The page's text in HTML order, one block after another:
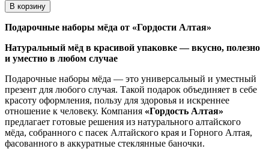
В корзину
Подарочные наборы мёда от «Гордости Алтая»
Натуральный мёд в красивой упаковке — вкусно, полезно
и уместно в любом случае
Подарочные наборы мёда — это универсальный и уместный
презент для любого случая. Такой подарок объединяет в себе
красоту оформления, пользу для здоровья и искреннее
отношение к человеку. Компания «Гордость Алтая»
предлагает готовые решения из натурального алтайского
мёда, собранного с пасек Алтайского края и Горного Алтая,
фасованного в аккуратные стеклянные баночки.